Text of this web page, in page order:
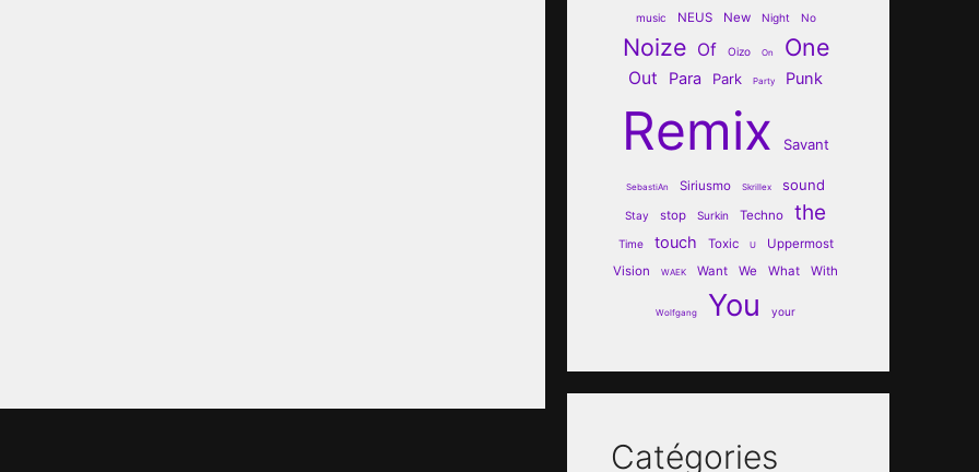
music NEUS New Night No
Noize Of Oizo On One
Out Para Park Party Punk
Remix Savant
SebastiAn Siriusmo Skrillex sound
Stay stop Surkin Techno the
Time touch Toxic U
Uppermost
Vision
WAEK Want We What With
Wolfgang You your
Catégories